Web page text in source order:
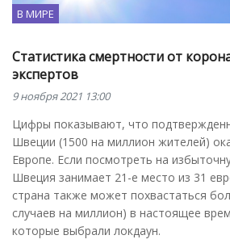
В МИРЕ
Статистика смертности от
экспертов
9 ноября 2021 13:00
Цифры показывают, что
Швеции (1500 на миллион жителей)
Европе. Если посмотреть на
Швеция занимает 21-е место из 31
страна также может похвастаться
случаев на миллион) в настоящее
которые выбрали локдаун.